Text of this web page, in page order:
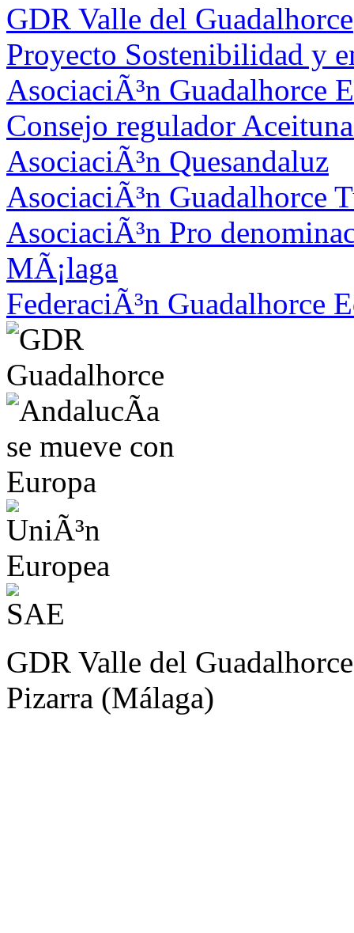
GDR Valle del Guadalhorce
Proyecto Sostenibilidad y
AsociaciÃ³n Guadalhorce
Consejo regulador
AsociaciÃ³n Quesandaluz
AsociaciÃ³n Guadalhorce
AsociaciÃ³n Pro
MÃ¡laga
FederaciÃ³n Guadalhorce
GDR Valle del
Pizarra (Málaga)